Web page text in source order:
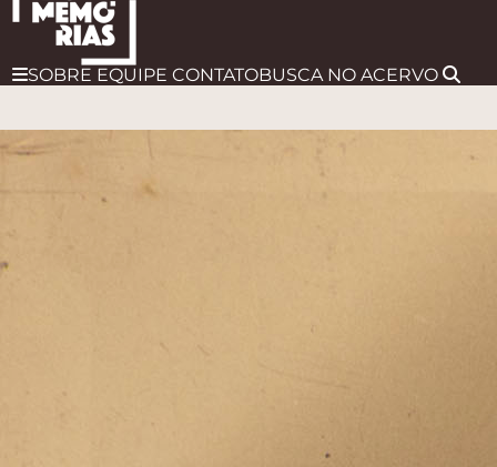
SOBRE EQUIPE CONTATOBUSCA NO ACERVO